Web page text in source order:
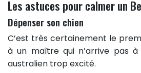
Les astuces pour calmer un
Dépenser son chien
C’est très certainement le
à un maître qui n’arrive pas
australien trop excité.